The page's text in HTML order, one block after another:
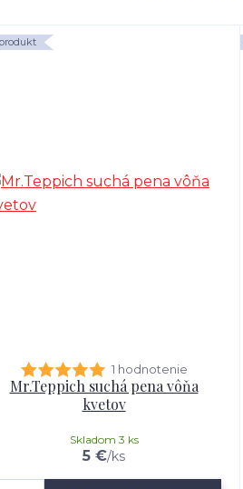
1 hodnotenie
Mr.Teppich suchá pena vôňa
kvetov
5 €/ks
Skladom 3 ks